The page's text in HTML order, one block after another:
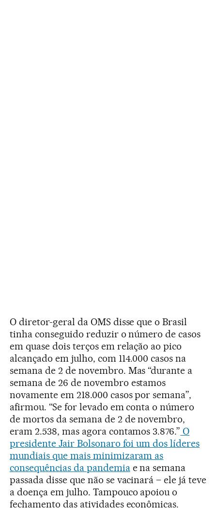
O diretor-geral da OMS disse que o Brasil
tinha conseguido reduzir o número de casos
em quase dois terços em relação ao pico
alcançado em julho, com 114.000 casos na
semana de 2 de novembro. Mas “durante a
semana de 26 de novembro estamos
novamente em 218.000 casos por semana”,
afirmou. “Se for levado em conta o número
de mortos da semana de 2 de novembro,
eram 2.538, mas agora contamos 3.876.” O
presidente Jair Bolsonaro foi um dos líderes
mundiais que mais minimizaram as
consequências da pandemiae na semana
passada disse que não se vacinará – ele já teve
a doença em julho. Tampouco apoiou o
fechamento das atividades econômicas.